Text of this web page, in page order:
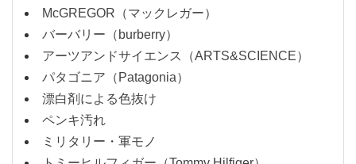
McGREGOR（マックレガー）
バーバリー（burberry）
アーツアンドサイエンス（ARTS&SCIENCE）
パタゴニア（Patagonia）
漂白剤による色抜け
ペンキ汚れ
ミリタリー・軍モノ